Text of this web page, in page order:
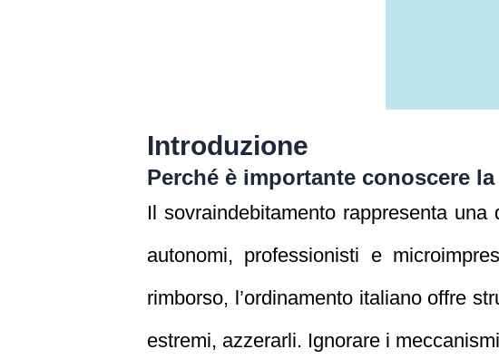
Introduzione
Perché è importante conoscere
Il sovraindebitamento rappresenta
autonomi, professionisti e
rimborso, l’ordinamento italiano offre
estremi, azzerarli. Ignorare i